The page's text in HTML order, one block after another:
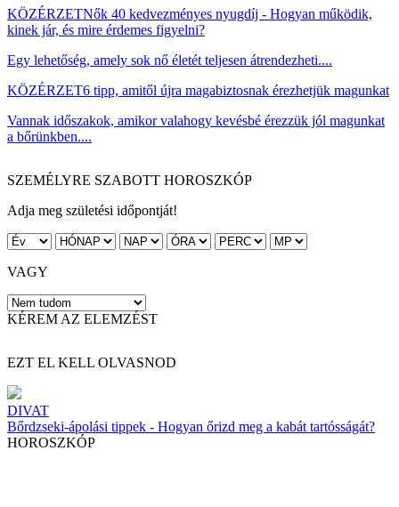
KÖZÉRZETNők 40 kedvezményes nyugdíj - Hogyan működik,
kinek jár, és mire érdemes figyelni?
Egy lehetőség, amely sok nő életét teljesen átrendezheti....
KÖZÉRZET6 tipp, amitől újra magabiztosnak érezhetjük magunkat
Vannak időszakok, amikor valahogy kevésbé érezzük jól magunkat
a bőrünkben....
SZEMÉLYRE SZABOTT HOROSZKÓP
Adja meg születési időpontját!
VAGY
KÉREM AZ ELEMZÉST
EZT EL KELL OLVASNOD
DIVAT
Bőrdzseki-ápolási tippek - Hogyan őrizd meg a kabát tartósságát?
HOROSZKÓP